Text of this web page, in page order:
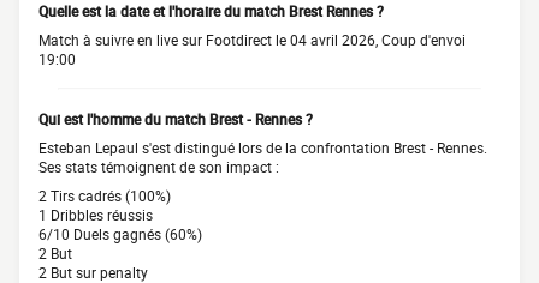
Quelle est la date et l'horaire du match Brest Rennes ?
Match à suivre en live sur Footdirect le 04 avril 2026, Coup d'envoi
19:00
Qui est l'homme du match Brest - Rennes ?
Esteban Lepaul s'est distingué lors de la confrontation Brest - Rennes.
Ses stats témoignent de son impact :
2 Tirs cadrés (100%)
1 Dribbles réussis
6/10 Duels gagnés (60%)
2 But
2 But sur penalty